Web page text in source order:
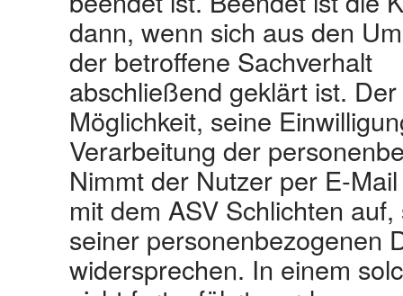
dann, wenn sich aus den
der betroffene Sachverhalt
abschließend geklärt ist.
Möglichkeit, seine
Verarbeitung der
Nimmt der Nutzer per
mit dem ASV Schlichten
seiner personenbezogenen
widersprechen. In einem